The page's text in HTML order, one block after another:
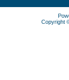
Copyright